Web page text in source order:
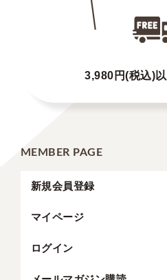
3,980円(税込)
MEMBER PAGE
新規会員登録
マイページ
ログイン